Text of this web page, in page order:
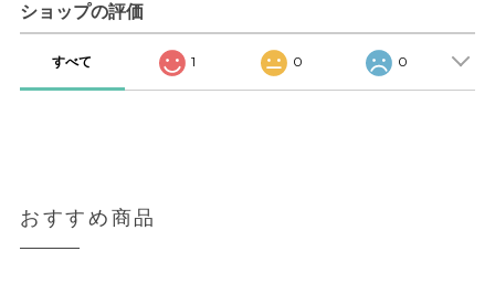
ショップの評価
すべて 1 0 0
おすすめ商品